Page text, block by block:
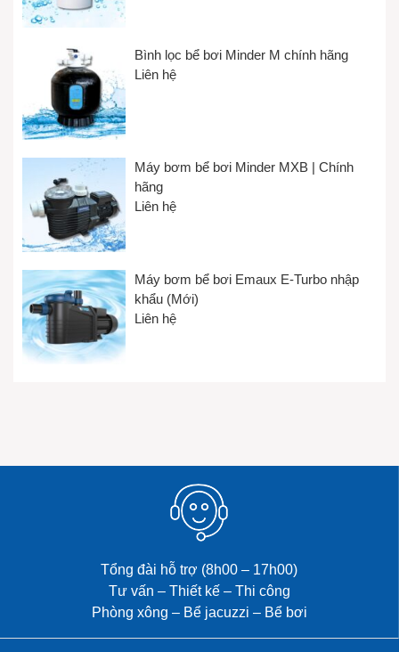
Bình lọc bể bơi Minder M chính hãng
Liên hệ
Máy bơm bể bơi Minder MXB | Chính
hãng
Liên hệ
Máy bơm bể bơi Emaux E-Turbo nhập
khẩu (Mới)
Liên hệ
Tổng đài hỗ trợ (8h00 – 17h00)
Tư vấn – Thiết kế – Thi công
Phòng xông – Bể jacuzzi – Bể bơi